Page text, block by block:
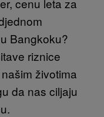
Bangkoku?
riznice
životima
da nas ciljaju